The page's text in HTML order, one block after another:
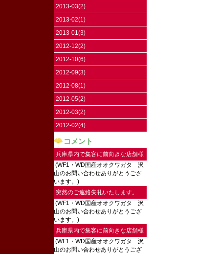
2013-03(2)
2013-02(1)
2013-01(3)
2012-12(2)
2012-10(6)
2012-09(3)
2012-08(1)
2012-05(2)
2012-03(2)
2012-02(4)
コメント
兵庫県内で集客に前向きな店舗様
にご連絡し...
(WF1・WD国産オオクワガタ 沢
山のお問い合わせありがとうござ
います。)
突然のご連絡失礼いたします。
2026...
(WF1・WD国産オオクワガタ 沢
山のお問い合わせありがとうござ
います。)
兵庫県内で集客に前向きな店舗様
にご連絡し...
(WF1・WD国産オオクワガタ 沢
山のお問い合わせありがとうござ